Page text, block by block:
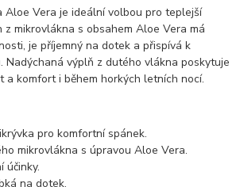
Aloe Vera je ideální volbou pro teplejší
z mikrovlákna s obsahem Aloe Vera má
je příjemný na dotek a přispívá k
Nadýchaná výplň z dutého vlákna poskytuje
a komfort i během horkých letních nocí.
pro komfortní spánek.
mikrovlákna s úpravou Aloe Vera.
účinky.
na dotek.